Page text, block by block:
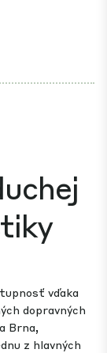
vďaka
dopravných
Brna,
z hlavných